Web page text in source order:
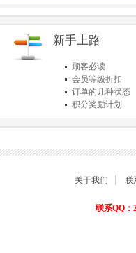
新手上路
顾客必读
会员等级折扣
订单的几种状态
积分奖励计划
商品退货保障
关于我们 联
联系QQ：